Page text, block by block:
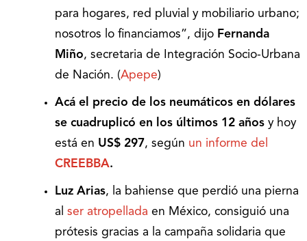
para hogares, red pluvial y mobiliario urbano;
nosotros lo financiamos”, dijo Fernanda
Miño, secretaria de Integración Socio-Urbana
de Nación. (Apepe)
Acá el precio de los neumáticos en dólares
se cuadruplicó en los últimos 12 años y hoy
está en US$ 297, según un informe del
CREEBBA.
Luz Arias, la bahiense que perdió una pierna
al ser atropellada en México, consiguió una
prótesis gracias a la campaña solidaria que